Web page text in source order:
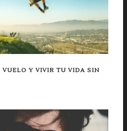
VUELO Y VIVIR TU VIDA SIN